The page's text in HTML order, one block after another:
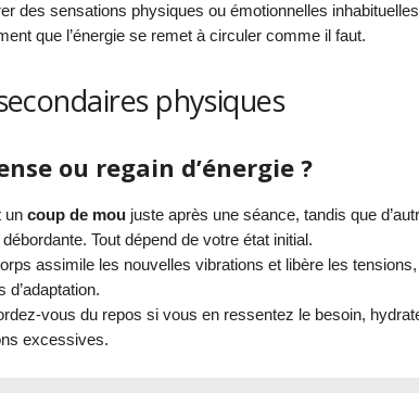
des sensations physiques ou émotionnelles
que l’énergie se remet à circuler comme il faut.
physiques
ou regain d’énergie ?
un coup de moujuste après une séance, tandis que
Tout dépend de votre état initial.
assimile les nouvelles vibrations et libère les
d’adaptation.
vous du repos si vous en ressentez le besoin,
excessives.